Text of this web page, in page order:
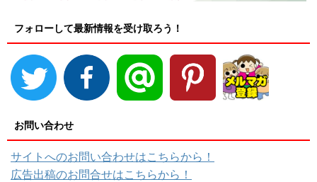
フォローして最新情報を受け取ろう！
お問い合わせ
サイトへのお問い合わせはこちらから！
広告出稿のお問合せはこちらから！